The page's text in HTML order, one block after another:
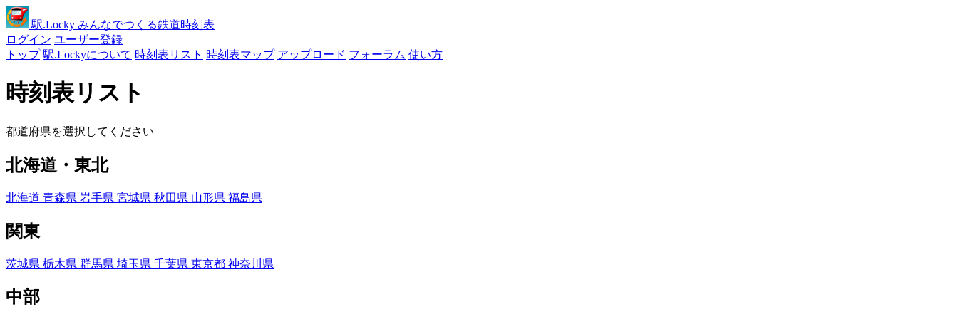
駅.Locky みんなでつくる鉄道時刻表
ログイン ユーザー登録
トップ 駅.Lockyについて 時刻表リスト 時刻表マップ アップロード フォーラム 使い方
時刻表リスト
都道府県を選択してください
北海道・東北
北海道 青森県 岩手県 宮城県 秋田県 山形県 福島県
関東
茨城県 栃木県 群馬県 埼玉県 千葉県 東京都 神奈川県
中部